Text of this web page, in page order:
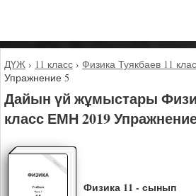
ДҮЖ › 11 класс › Физика Туякбаев 11
Упражнение 5
Дайын үй жұмыстары
класс ЕМН 2019
Физика 11 - сынып